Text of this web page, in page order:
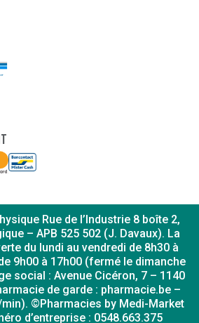
Rue de l’Industrie 8 boîte 2,
– APB 525 502 (J. Davaux). La
du lundi au vendredi de 8h30 à
9h00 à 17h00 (fermé le dimanche
social : Avenue Cicéron, 7 – 1140
de garde : pharmacie.be –
min). ©Pharmacies by Medi-Market
d’entreprise : 0548.663.375